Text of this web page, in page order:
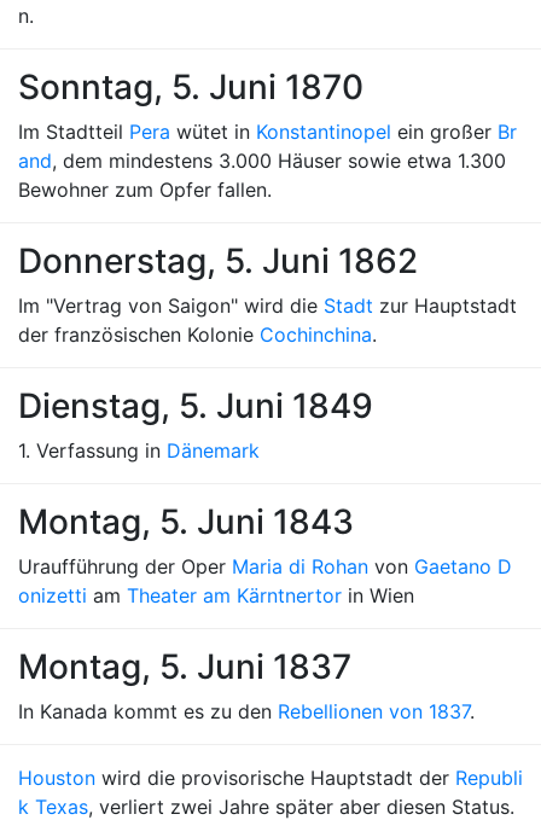
n.
Sonntag, 5. Juni 1870
Im Stadtteil Pera wütet in Konstantinopel ein großer Br
and, dem mindestens 3.000 Häuser sowie etwa 1.300
Bewohner zum Opfer fallen.
Donnerstag, 5. Juni 1862
Im "Vertrag von Saigon" wird die Stadt zur Hauptstadt
der französischen Kolonie Cochinchina.
Dienstag, 5. Juni 1849
1. Verfassung in Dänemark
Montag, 5. Juni 1843
Uraufführung der Oper Maria di Rohan von Gaetano D
onizetti am Theater am Kärntnertor in Wien
Montag, 5. Juni 1837
In Kanada kommt es zu den Rebellionen von 1837.
Houston wird die provisorische Hauptstadt der Republi
k Texas, verliert zwei Jahre später aber diesen Status.